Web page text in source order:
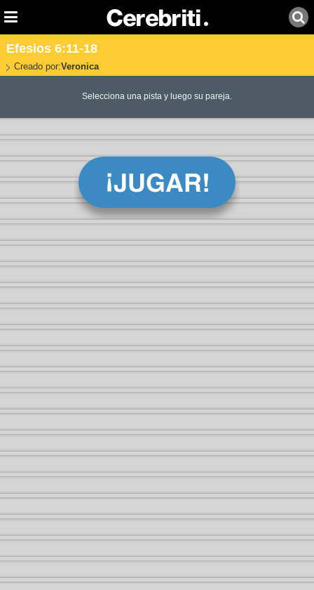
Efesios 6:11-18
Creado por:Veronica
Selecciona una pista y luego su pareja.